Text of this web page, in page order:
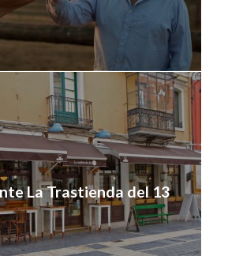
La Trastienda del 13